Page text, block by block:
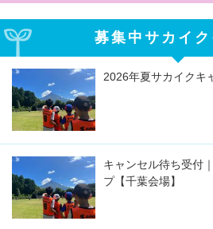
募集中サカイク
2026年夏サカイクキ
キャンセル待ち受付
プ【千葉会場】